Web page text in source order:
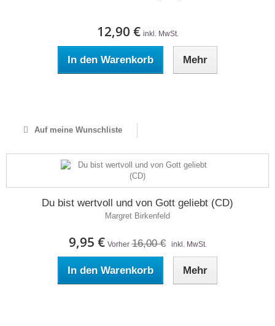
12,90 € inkl. MwSt.
In den Warenkorb Mehr
Auf meine Wunschliste
Du bist wertvoll und von Gott geliebt (CD)
Margret Birkenfeld
9,95 € Vorher 16,00 € inkl. MwSt.
In den Warenkorb Mehr